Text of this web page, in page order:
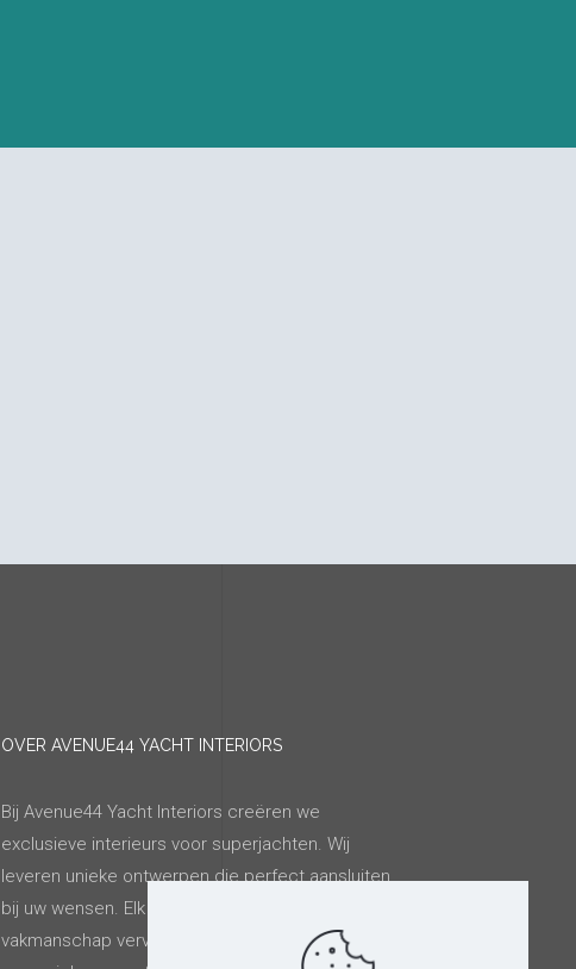
OVER AVENUE44 YACHT INTERIORS
Bij Avenue44 Yacht Interiors creëren we
exclusieve interieurs voor superjachten. Wij
leveren unieke ontwerpen die perfect aansluiten
bij uw wensen. Elk detail wordt met precisie en
vakmanschap vervaardigd om uw superjacht